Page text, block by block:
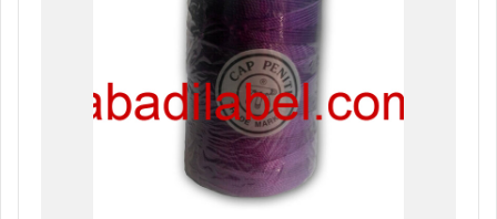
diambil
halaman
produk